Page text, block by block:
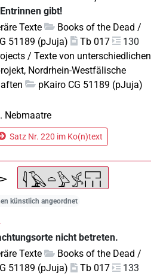
gibt!
Texte
Books of the Dead /
51189 (pJuja) Tb 017
130
/ Texte von unterschiedlichen
Nordrhein-Westfälische
pKairo CG 51189 (pJuja)
Nebmaatre
Satz Nr. 220 im Ko(n)text
künstlich angeordnet
nicht betreten.
Texte
Books of the Dead /
51189 (pJuja) Tb 017
133